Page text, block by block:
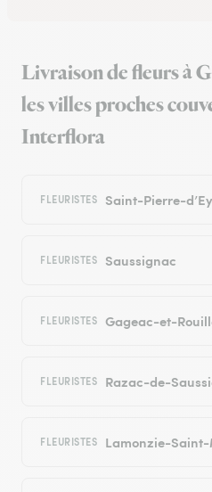
Livraison de fleurs à
les villes proches
Interflora
FLEURISTES Saint-Pierre-
FLEURISTES Saussignac
FLEURISTES Gageac-et-
FLEURISTES Razac-de-
FLEURISTES Lamonzie-